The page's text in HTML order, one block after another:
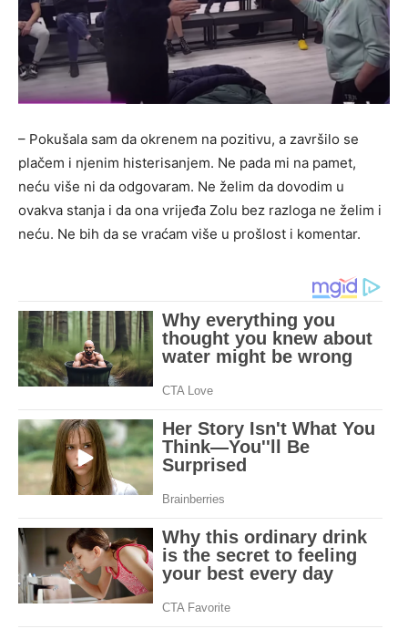
– Pokušala sam da okrenem na pozitivu, a završilo se
plačem i njenim histerisanjem. Ne pada mi na pamet,
neću više ni da odgovaram. Ne želim da dovodim u
ovakva stanja i da ona vrijeđa Zolu bez razloga ne želim i
neću. Ne bih da se vraćam više u prošlost i komentar.